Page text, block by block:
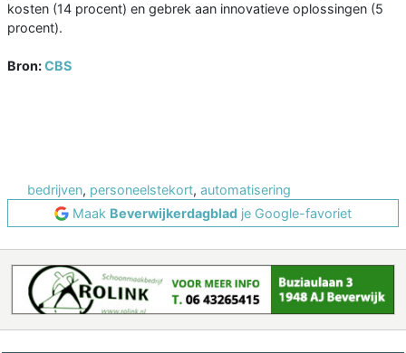
kosten (14 procent) en gebrek aan innovatieve oplossingen (5
procent).
Bron:CBS
bedrijven, personeelstekort, automatisering
Maak Beverwijkerdagblad je Google-favoriet